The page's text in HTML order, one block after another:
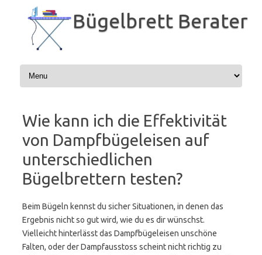
Inhalt
springen
Bügelbrett Berater
Wie kann ich die Effektivität
von Dampfbügeleisen auf
unterschiedlichen
Bügelbrettern testen?
Beim Bügeln kennst du sicher Situationen, in denen das
Ergebnis nicht so gut wird, wie du es dir wünschst.
Vielleicht hinterlässt das Dampfbügeleisen unschöne
Falten, oder der Dampfausstoss scheint nicht richtig zu